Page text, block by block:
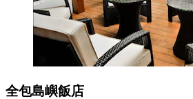
全包島嶼飯店